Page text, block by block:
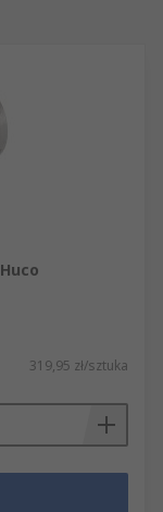
319,95 zł/sztuka